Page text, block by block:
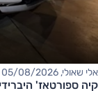
אלי שאולי, 05/08/2026